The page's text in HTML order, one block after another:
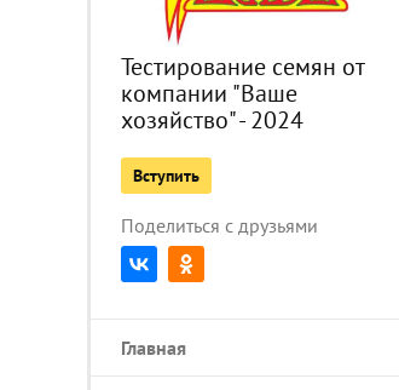
Тестирование семян от
компании "Ваше
хозяйство" - 2024
Вступить
Поделиться с друзьями
Главная